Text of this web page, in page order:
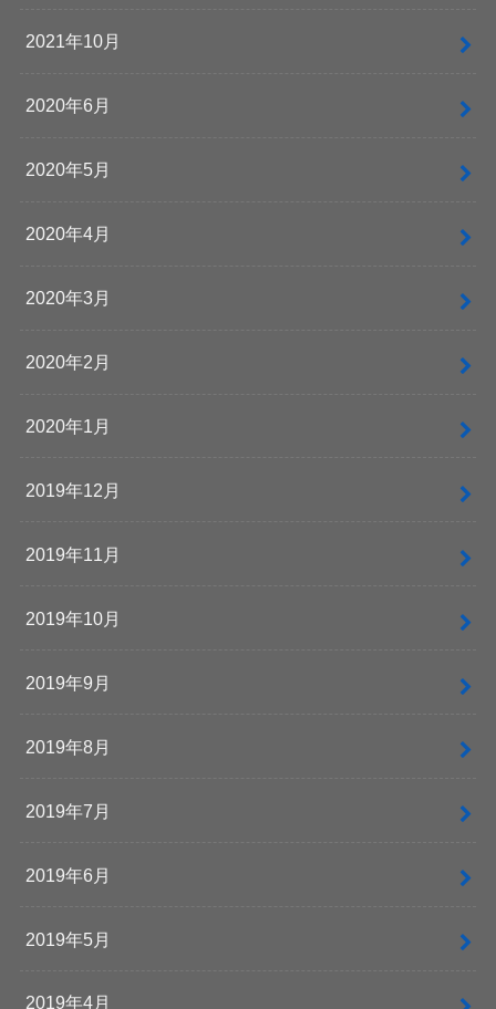
2021年10月
2020年6月
2020年5月
2020年4月
2020年3月
2020年2月
2020年1月
2019年12月
2019年11月
2019年10月
2019年9月
2019年8月
2019年7月
2019年6月
2019年5月
2019年4月